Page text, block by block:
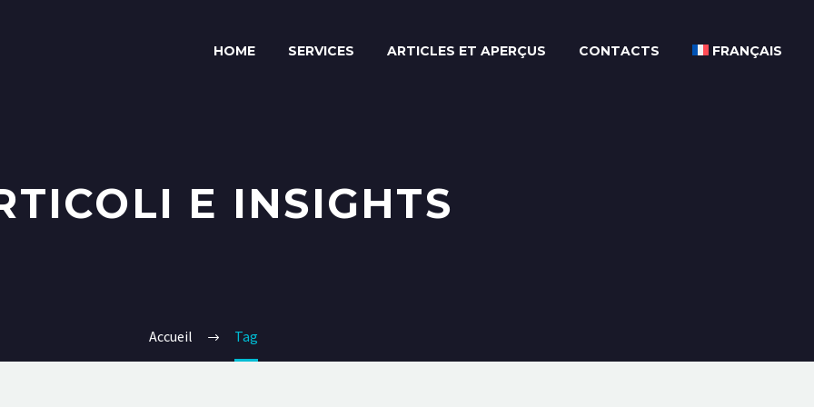
HOME SERVICES ARTICLES ET APERÇUS CONTACTS FRANÇAIS
E INSIGHTS
Accueil Tag